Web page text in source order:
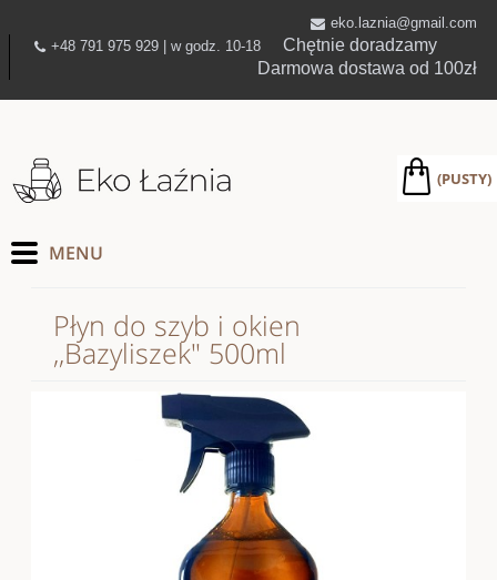
eko.laznia@gmail.com
+48 791 975 929 | w godz. 10-18 Chętnie doradzamy
Darmowa dostawa od 100zł
(PUSTY)
Płyn do szyb i okien
,,Bazyliszek" 500ml